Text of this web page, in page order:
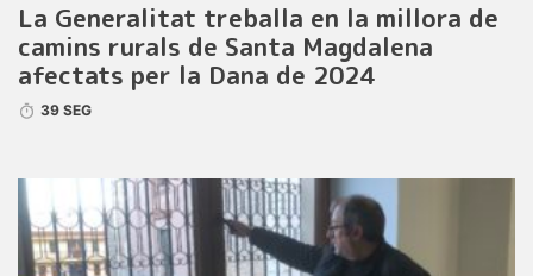
La Generalitat treballa en la millora de
camins rurals de Santa Magdalena
afectats per la Dana de 2024
39 SEG